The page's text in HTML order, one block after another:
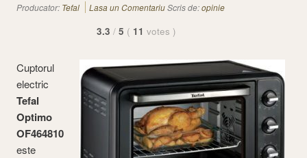
Producator: Tefal Lasa un ComentariuScris de:opinie
3.3 / 5 ( 11 votes )
Cuptorul
electric
Tefal
Optimo
OF464810
este